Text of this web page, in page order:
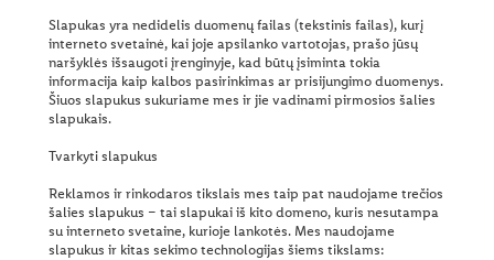
Dovanų kortelės
Dovanų kortelių juridiniams asmenims užsakymas
Dovanų kortelių likučio tikrinimas
Socialinės kortelės
Dovanų kortelių naudojimo sąlygos
Dovanų kortelės įsigijimo užsakymo būdu sąlygos
Piktogramų paaiškinimai
MSC - JŪRŲ VALDYMO TARYBA
Hohenšteino instituto sertifikatas
Mūsų pirkėjai įvertino – „Best Buy Award“
Global Blue – PVM grąžinimas ne ES piliečiams
Prekių ženklai
Ne maisto prekių ženklai
PARKSIDE
Maisto prekių ženklai
Kepinių sąrašas
Lankytojų elgesio taisyklės
Slapukas yra nedidelis duomenų failas (tekstinis failas), kurį
interneto svetainė, kai joje apsilanko vartotojas, prašo jūsų
naršyklės išsaugoti įrenginyje, kad būtų įsiminta tokia
informacija kaip kalbos pasirinkimas ar prisijungimo duomenys.
Šiuos slapukus sukuriame mes ir jie vadinami pirmosios šalies
slapukais.
Tvarkyti slapukus
Reklamos ir rinkodaros tikslais mes taip pat naudojame trečios
šalies slapukus – tai slapukai iš kito domeno, kuris nesutampa
su interneto svetaine, kurioje lankotės. Mes naudojame
slapukus ir kitas sekimo technologijas šiems tikslams: